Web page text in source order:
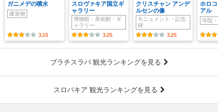
ガニメデの噴水
建造物
3.10
スロヴァキア国立ギ
ャラリー
博物館・美術館・ギ
ャラリー
3.25
クリスチャン アンデ
ルセンの像
モニュメント・記念
碑
3.25
ホロ
アル
寺院
ブラチスラバ 観光ランキングを見る
スロバキア 観光ランキングを見る